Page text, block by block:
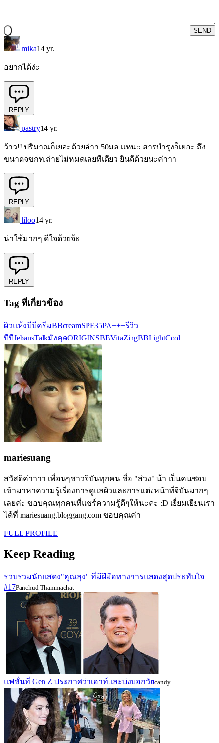
SEND
mika14 yr.
อยากได้ง่ะ
REPLY
pastry14 yr.
ว้าว!! ปริมาณก็เยอะด้วยอ่าา 50มล.เเหนะ สารบำรุงก็เยอะ ถึง
ขนาดจขกท.ถ่ายไม่หมดเลยทีเดียว ยินดีด้วยนะค่าาา
REPLY
liloo14 yr.
น่าใช้มากๆ ดีใจด้วยจ้ะ
REPLY
Tag ที่เกี่ยวข้อง
ผิวแห้งบีบีครีมBBcreamSPF35PA+++รีวิว
บีบีJebansTalkมังคุดORIGINSBBVitaZingBBLightCool
mariesuang
สวัสดีค่าาาา เพื่อนๆชาวจีบันทุกคน ชื่อ "ส่วง" น้า เป็นคนชอบ
เข้ามาหาความรู้เรื่องการดูแลผิวและการแต่งหน้าที่จีบันมากๆ
เลยค่ะ ขอบคุณทุกคนที่แชร์ความรู้ดีๆให้นะคะ :D เยี่ยมเยียนเรา
ได้ที่ mariesuang.bloggang.com ขอบคุณค่า
FULL PROFILE
Keep Reading
รวบรวมนักแสดง"คุณลุง" ที่มีฝีมือทางการแสดงสุดประทับใจ
#17Panchud Thammachat
แฟชั่นที่ Gen Z ประกาศว่าเอาท์และบ่งบอกวัยcandy